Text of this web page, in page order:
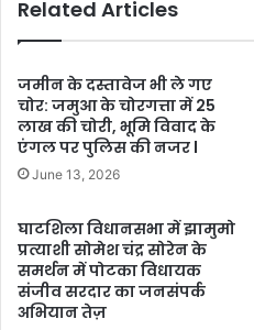
Related Articles
जमीन के दस्तावेज भी ले गए
चोर: जमुआ के चोरगत्ता में 25
लाख की चोरी, भूमि विवाद के
एंगल पर पुलिस की नजर l
June 13, 2026
घाटशिला विधानसभा में झामुमो
प्रत्याशी सोमेश चंद्र सोरेन के
समर्थन में पोटका विधायक
संजीव सरदार का जनसंपर्क
अभियान तेज़